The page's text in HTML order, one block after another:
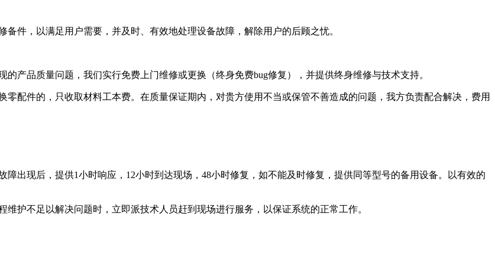
件，以满足用户需要，并及时、有效地处理设备故障，解除用户的后顾之忧。
产品质量问题，我们实行免费上门维修或更换（终身免费bug修复），并提供终身维修与技术支持。
配件的，只收取材料工本费。在质量保证期内，对贵方使用不当或保管不善造成的问题，我方负责配合解决，费用
出现后，提供1小时响应，12小时到达现场，48小时修复，如不能及时修复，提供同等型号的备用设备。以有效的
护不足以解决问题时，立即派技术人员赶到现场进行服务，以保证系统的正常工作。